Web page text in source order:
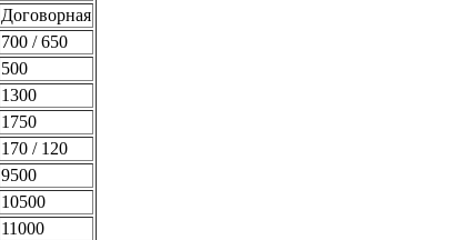
Договорная
700 / 650
500
1300
1750
170 / 120
9500
10500
11000